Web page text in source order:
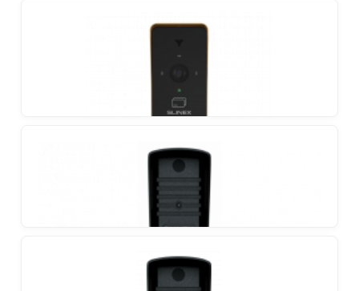
Full HD lauko stotelė su prieiga per piršto atspaudą,
Slinex ML-20HD
AHD/CVBS palaikymu
Slinex ML-20CRHD
AHD/CVBS palaikymu ir belaidžiu ID kortelių
skaitytuvu